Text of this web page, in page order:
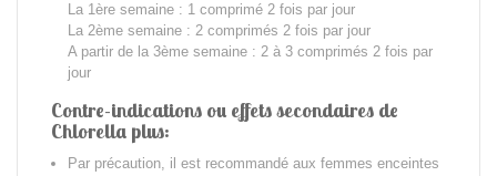
La 1ère semaine : 1 comprimé 2 fois par jour
La 2ème semaine : 2 comprimés 2 fois par jour
A partir de la 3ème semaine : 2 à 3 comprimés 2 fois par
jour
Contre-indications ou effets secondaires de
Chlorella plus:
Par précaution, il est recommandé aux femmes enceintes